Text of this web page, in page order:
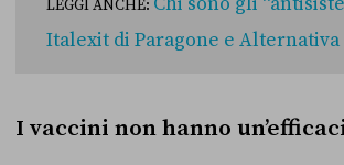
LEGGI ANCHE:
Italexit di Paragone e Alternativa
I vaccini non hanno